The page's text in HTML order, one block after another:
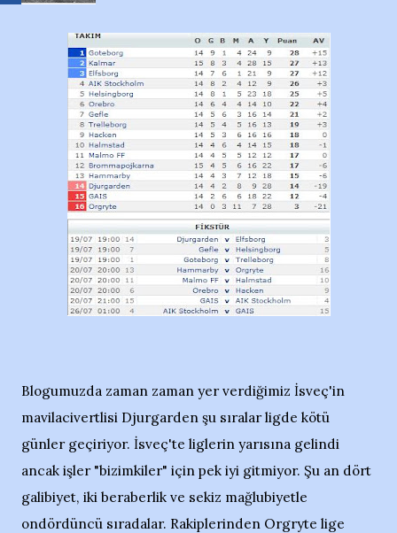
Blogumuzda zaman zaman yer verdiğimiz İsveç'in
mavilacivertlisi Djurgarden şu sıralar ligde kötü
günler geçiriyor. İsveç'te liglerin yarısına gelindi
ancak işler "bizimkiler" için pek iyi gitmiyor. Şu an dört
galibiyet, iki beraberlik ve sekiz mağlubiyetle
ondördüncü sıradalar. Rakiplerinden Orgryte lige